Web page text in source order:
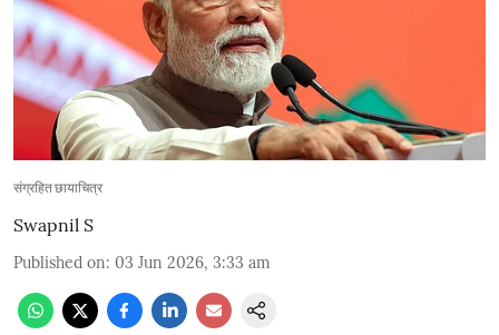
संग्रहित छायाचित्र
Swapnil S
Published on: 03 Jun 2026, 3:33 am